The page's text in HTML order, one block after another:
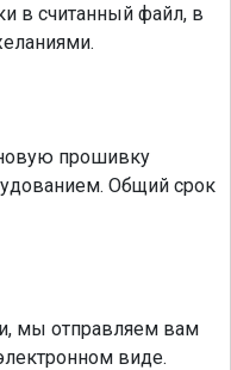
в считанный файл, в
прошивку
Общий срок
мы отправляем вам
виде.